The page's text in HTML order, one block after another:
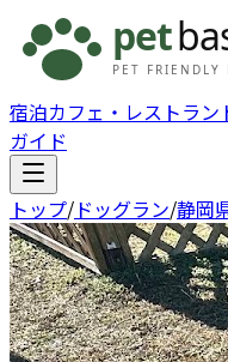
宿泊カフェ・レストラン
ガイド
トップ/ドッグラン/静岡